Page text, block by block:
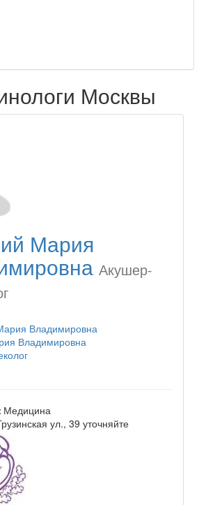
Москвы
Мария
Акушер-
Владимировна
Медицина
ул., 39 уточняйте